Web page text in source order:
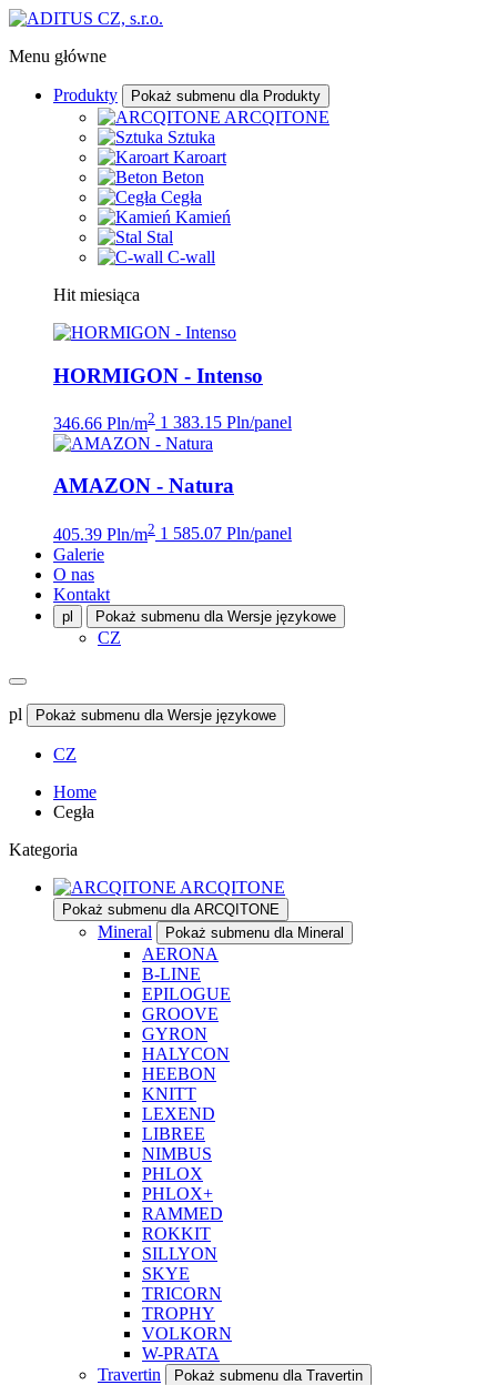
Menu główne
Produkty Pokaż submenu dla Produkty
ARCQITONE
Sztuka
Karoart
Beton
Cegła
Kamień
Stal
C-wall
Hit miesiąca
HORMIGON - Intenso
346.66 Pln/m2 1 383.15 Pln/panel
AMAZON - Natura
405.39 Pln/m2 1 585.07 Pln/panel
Galerie
O nas
Kontakt
pl Pokaż submenu dla Wersje językowe
CZ
pl Pokaż submenu dla Wersje językowe
CZ
Home
Cegła
Kategoria
ARCQITONE
Pokaż submenu dla ARCQITONE
Mineral Pokaż submenu dla Mineral
AERONA
B-LINE
EPILOGUE
GROOVE
GYRON
HALYCON
HEEBON
KNITT
LEXEND
LIBREE
NIMBUS
PHLOX
PHLOX+
RAMMED
ROKKIT
SILLYON
SKYE
TRICORN
TROPHY
VOLKORN
W-PRATA
Travertin
Pokaż submenu dla Travertin